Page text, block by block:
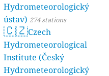
Hydrometeorologický
ústav) 274 stations
🇨🇿Czech
Hydrometeorological
Institute (Český
Hydrometeorologický